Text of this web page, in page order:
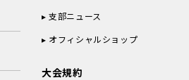
支部ニュース
オフィシャルショップ
大会規約